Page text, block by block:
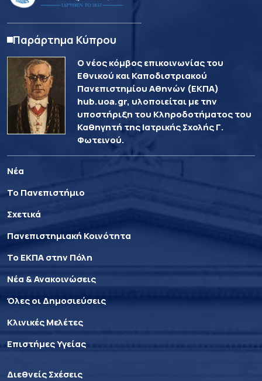
Παράρτημα Κύπρου
Ο νέος κόμβος επικοινωνίας του
Εθνικού και Καποδιστριακού
Πανεπιστημίου Αθηνών (ΕΚΠΑ)
hub.uoa.gr, υλοποιείται με την
υποστήριξη του Κληροδοτήματος του
Καθηγητή της Ιατρικής Σχολής Γ.
Φωτεινού.
Νέα
Το Πανεπιστήμιο
Σχετικά
Πανεπιστημιακή Κοινότητα
Το ΕΚΠΑ στην Πόλη
Νέα & Ανακοινώσεις
Όλες οι Δημοσιεύσεις
Κλινικές Μελέτες
Επιστήμες Υγείας
Διεθνείς Σχέσεις